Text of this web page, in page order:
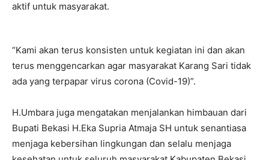
aktif untuk masyarakat.
“Kami akan terus konsisten untuk kegiatan ini dan akan
terus menggencarkan agar masyarakat Karang Sari tidak
ada yang terpapar virus corona (Covid-19)”.
H.Umbara juga mengatakan menjalankan himbauan dari
Bupati Bekasi H.Eka Supria Atmaja SH untuk senantiasa
menjaga kebersihan lingkungan dan selalu menjaga